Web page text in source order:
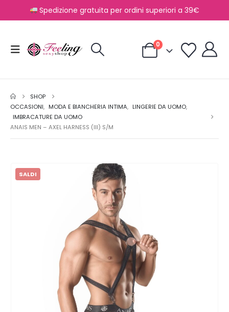
Spedizione gratuita per ordini superiori a 39€
0
SHOP
OCCASIONI, MODA E BIANCHERIA INTIMA, LINGERIE DA UOMO,
IMBRACATURE DA UOMO
ANAIS MEN – AXEL HARNESS (III) S/M
SALDI